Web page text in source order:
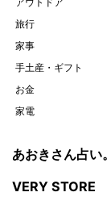
旅行
家事
手土産・ギフト
お金
家電
あおきさん占い。
VERY STORE